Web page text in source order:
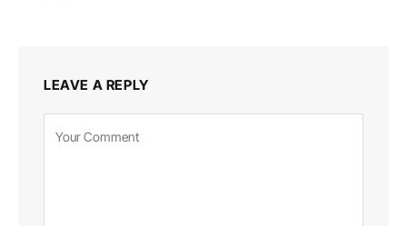
LEAVE A REPLY